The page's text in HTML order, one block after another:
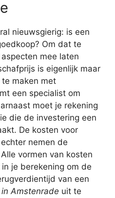
nieuwsgierig: is een
Om dat te
mee laten
is eigenlijk maar
maken met
een specialist om
moet je rekening
die de investering een
De kosten voor
nemen de
vormen van kosten
je berekening om de
van een
Amstenrade uit te